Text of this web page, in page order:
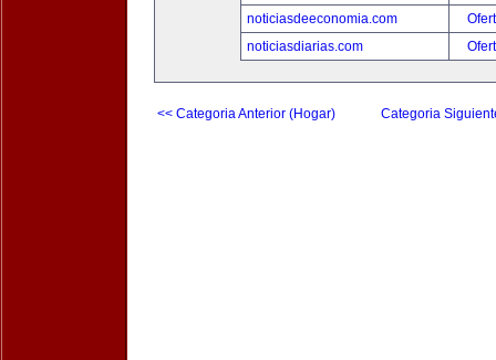
noticiasdeeconomia.com
noticiasdiarias.com
<< Categoria Anterior (Hogar) Categoria